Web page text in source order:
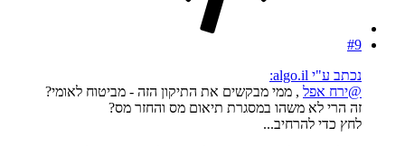
#9
נכתב ע"י algo.il:
@ירח אפל , ממי מבקשים את התיקון הזה - מביטוח לאומי?
זה הרי לא משהו במסגרת תיאום מס והחזר מס?
לחץ כדי להרחיב...